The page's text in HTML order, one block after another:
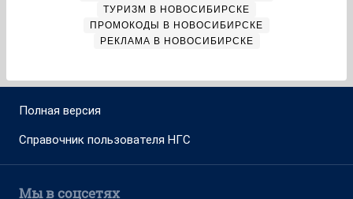
ТУРИЗМ В НОВОСИБИРСКЕ
ПРОМОКОДЫ В НОВОСИБИРСКЕ
РЕКЛАМА В НОВОСИБИРСКЕ
Полная версия
Справочник пользователя НГС
Мы в соцсетях